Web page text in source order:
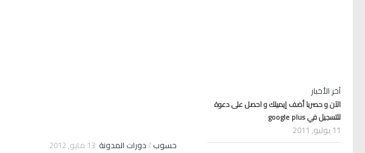
حسوب/دورات المدونة 13 مايو, 2012
آخر الأخبار
الآن و حصريا أضف إيميلك و احصل على دعوة
للتسجيل في google plus
11 يوليو, 2011